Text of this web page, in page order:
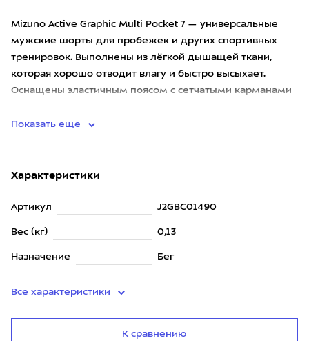
Mizuno Active Graphic Multi Pocket 7 — универсальные
мужские шорты для пробежек и других спортивных
тренировок. Выполнены из лёгкой дышащей ткани,
которая хорошо отводит влагу и быстро высыхает.
Оснащены эластичным поясом с сетчатыми карманами
Показать еще
Характеристики
Артикул J2GBC01490
Вес (кг) 0,13
Назначение Бег
Все характеристики
К сравнению